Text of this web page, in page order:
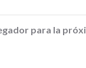
para la